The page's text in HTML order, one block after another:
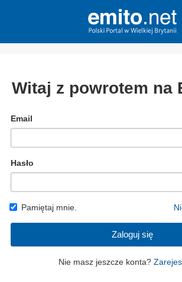
Witaj z powrotem na
Email
Hasło
Pamiętaj mnie.
Zaloguj się
Nie masz jeszcze konta?